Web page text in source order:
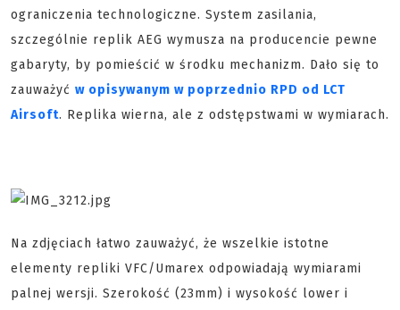
ograniczenia technologiczne. System zasilania,
szczególnie replik AEG wymusza na producencie pewne
gabaryty, by pomieścić w środku mechanizm. Dało się to
zauważyć w opisywanym w poprzednio RPD od LCT
Airsoft. Replika wierna, ale z odstępstwami w wymiarach.
Na zdjęciach łatwo zauważyć, że wszelkie istotne
elementy repliki VFC/Umarex odpowiadają wymiarami
palnej wersji. Szerokość (23mm) i wysokość lower i